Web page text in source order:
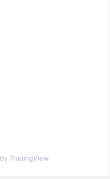
by TradingView